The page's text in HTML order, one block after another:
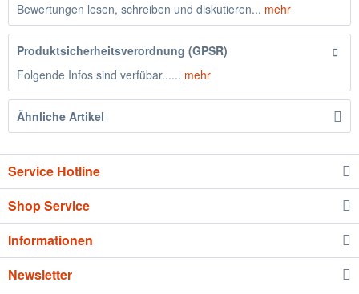
Bewertungen lesen, schreiben und diskutieren... mehr
Produktsicherheitsverordnung (GPSR)
Folgende Infos sind verfübar...... mehr
Ähnliche Artikel
Service Hotline
Shop Service
Informationen
Newsletter